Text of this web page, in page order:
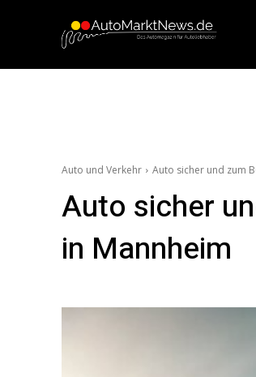
Auto und Verkehr Auto sicher und zum
Auto sicher
in Mannheim